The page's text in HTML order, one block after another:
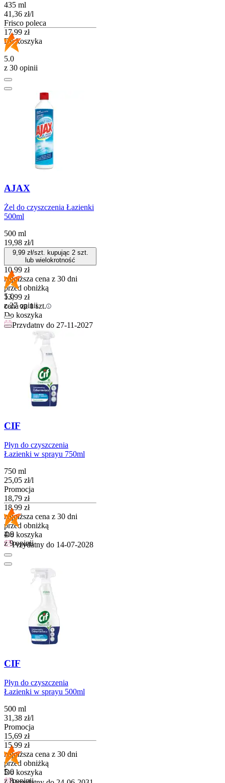
435 ml
41,36 zł/l
Frisco poleca
Cena
17,99 zł
Do koszyka
5.0
z 30 opinii
AJAX
Żel do czyszczenia Łazienki
500ml
500 ml
19,98 zł/l
9,99zł/szt. kupując 2szt.
lub wielokrotność
10,99 zł
najniższa cena z 30 dni
przed obniżką
13,99 zł
cena za 1 szt.
Do koszyka
Przydatny do 27-11-2027
5.0
z 27 opinii
CIF
Płyn do czyszczenia
Łazienki w sprayu 750ml
750 ml
25,05 zł/l
Promocja
Cena promocyjna
18,79 zł
18,99 zł
najniższa cena z 30 dni
przed obniżką
Do koszyka
Przydatny do 14-07-2028
4.9
z 9 opinii
CIF
Płyn do czyszczenia
Łazienki w sprayu 500ml
500 ml
31,38 zł/l
Promocja
Cena promocyjna
15,69 zł
15,99 zł
najniższa cena z 30 dni
przed obniżką
Do koszyka
5.0
z 8 opinii